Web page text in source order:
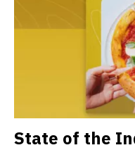
State of the